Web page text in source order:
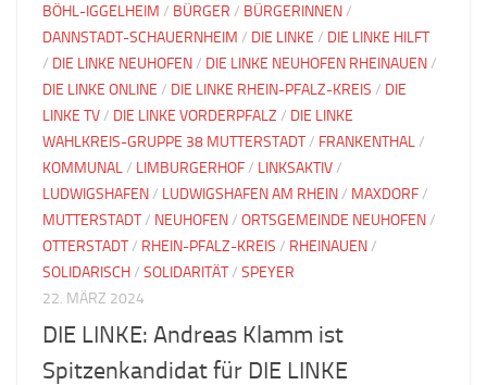
BÖHL-IGGELHEIM / BÜRGER / BÜRGERINNEN/
DANNSTADT-SCHAUERNHEIM / DIE LINKE / DIE LINKE HILFT
/ DIE LINKE NEUHOFEN/ DIE LINKE NEUHOFEN RHEINAUEN/
DIE LINKE ONLINE / DIE LINKE RHEIN-PFALZ-KREIS / DIE
LINKE TV/ DIE LINKE VORDERPFALZ / DIE LINKE
WAHLKREIS-GRUPPE 38 MUTTERSTADT/ FRANKENTHAL/
KOMMUNAL/ LIMBURGERHOF/ LINKSAKTIV/
LUDWIGSHAFEN/ LUDWIGSHAFEN AM RHEIN/ MAXDORF/
MUTTERSTADT/ NEUHOFEN/ ORTSGEMEINDE NEUHOFEN/
OTTERSTADT/ RHEIN-PFALZ-KREIS / RHEINAUEN/
SOLIDARISCH/ SOLIDARITÄT/ SPEYER
22. MÄRZ 2024
DIE LINKE: Andreas Klamm ist
Spitzenkandidat für DIE LINKE